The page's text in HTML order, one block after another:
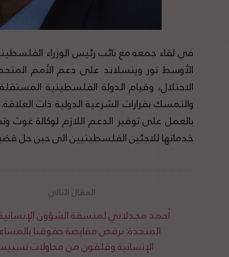
في لقاء جمعه مع نائب رئيس الوزراء
الأوسط تور وينسلاند على دعم الأمم
والتمسك بقرارات الشرعية الدولية ذات
بالعمل على توفير الدعم اللازم لوكالة
خدماتها للاجئين الفلسطينيين الى حين حل قضيتهم طبقاً للقرار
أحمد مجدلاني لمنسقة الشؤون
المتحدة: نرفض مقايضة حقوقنا
الإنسانية وقلقون من محاولات